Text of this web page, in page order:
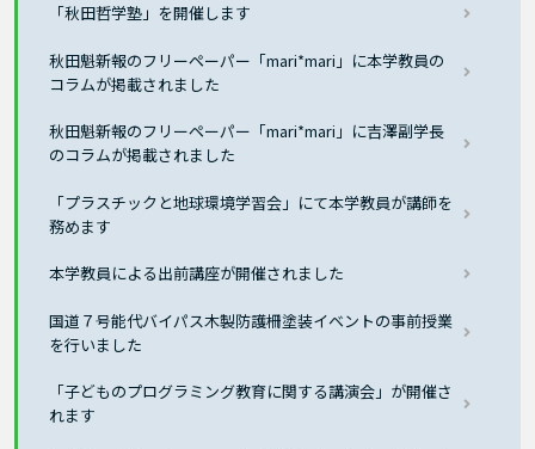
「秋田哲学塾」を開催します
秋田魁新報のフリーペーパー「mari*mari」に本学教員の
コラムが掲載されました
秋田魁新報のフリーペーパー「mari*mari」に吉澤副学長
のコラムが掲載されました
「プラスチックと地球環境学習会」にて本学教員が講師を
務めます
本学教員による出前講座が開催されました
国道７号能代バイパス木製防護柵塗装イベントの事前授業
を行いました
「子どものプログラミング教育に関する講演会」が開催さ
れます